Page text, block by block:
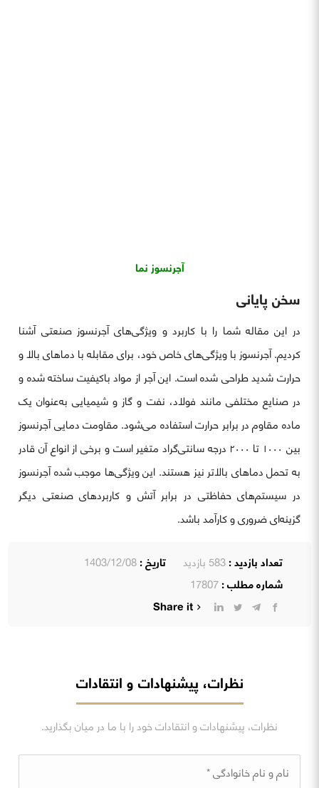
آجرنسوز نما
سخن پایانی
در این مقاله شما را با کاربرد و ویژگی‌های آجرنسوز صنعتی آشنا
کردیم. آجرنسوز با ویژگی‌های خاص خود، برای مقابله با دماهای بالا و
حرارت شدید طراحی شده است. این آجر از مواد باکیفیت ساخته شده و
در صنایع مختلفی مانند فولاد، نفت و گاز و شیمیایی به‌عنوان یک
ماده مقاوم در برابر حرارت استفاده می‌شود. مقاومت دمایی آجرنسوز
بین ۱۰۰۰ تا ۲۰۰۰ درجه سانتی‌گراد متغیر است و برخی از انواع آن قادر
به تحمل دماهای بالاتر نیز هستند. این ویژگی‌ها موجب شده آجرنسوز
در سیستم‌های حفاظتی در برابر آتش و کاربردهای صنعتی دیگر
گزینه‌ای ضروری و کارآمد باشد.
تعداد بازدید :583 بازدید تاریخ :1403/12/08
شماره مطلب :17807
Share it
نظرات، پیشنهادات و انتقادات
نظرات، پیشنهادات و انتقادات خود را با ما در میان بگذارید.